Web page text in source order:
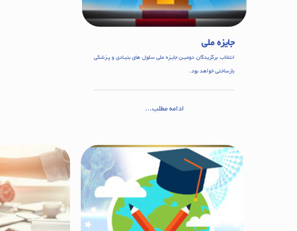
جایزه ملی
انتخاب برگزیدگان دومیـن جایـزه ملی سلول های بنیـادی و پـزشکی
بازساختی خواهد بود.
ادامه مطلب...